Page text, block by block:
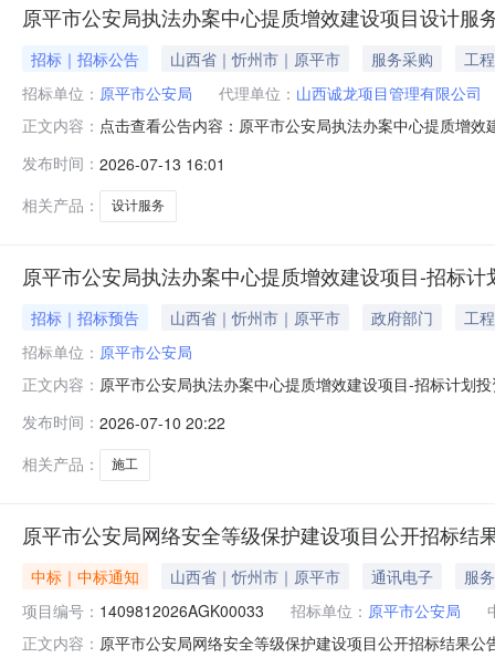
原平市公安局执法办案中心提质增效建设项目设计服
招标｜招标公告 山西省｜忻州市｜原平市 服务采购
工程
招标单位： 原平市公安局 代理单位： 山西诚龙项目管理有限公司
正文内容： 点击查看公告内容：原平市公安局执法办案中心提质增
发布时间： 2026-07-13 16:01
相关产品：
设计服务
原平市公安局执法办案中心提质增效建设项目-招标计
招标｜招标预告 山西省｜忻州市｜原平市 政府部门
工程
招标单位： 原平市公安局
正文内容： 原平市公安局执法办案中心提质增效建设项目-招标计划
市公安局建设地点：原平市建设内容及规模：本项目用
发布时间： 2026-07-10 20:22
相关产品：
施工
原平市公安局网络安全等级保护建设项目公开招标结
中标｜中标通知 山西省｜忻州市｜原平市 通讯电子
服务
项目编号： 1409812026AGK00033 招标单位： 原平市公安局
正文内容： 原平市公安局网络安全等级保护建设项目公开招标结果